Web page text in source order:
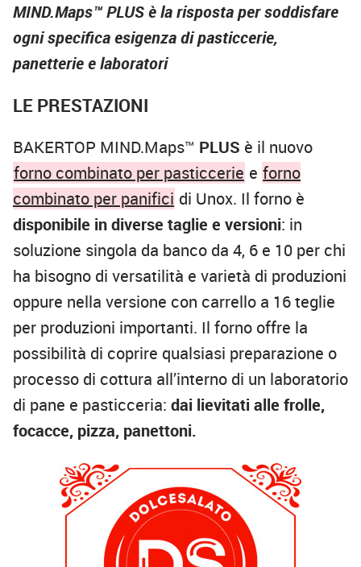
MIND.Maps™ PLUS è la risposta per soddisfare
ogni specifica esigenza di pasticcerie,
panetterie e laboratori
LE PRESTAZIONI
BAKERTOP MIND.Maps™ PLUS è il nuovo
forno combinato per pasticcerie e forno
combinato per panifici di Unox. Il forno è
disponibile in diverse taglie e versioni: in
soluzione singola da banco da 4, 6 e 10 per chi
ha bisogno di versatilità e varietà di produzioni
oppure nella versione con carrello a 16 teglie
per produzioni importanti. Il forno offre la
possibilità di coprire qualsiasi preparazione o
processo di cottura all’interno di un laboratorio
di pane e pasticceria: dai lievitati alle frolle,
focacce, pizza, panettoni.